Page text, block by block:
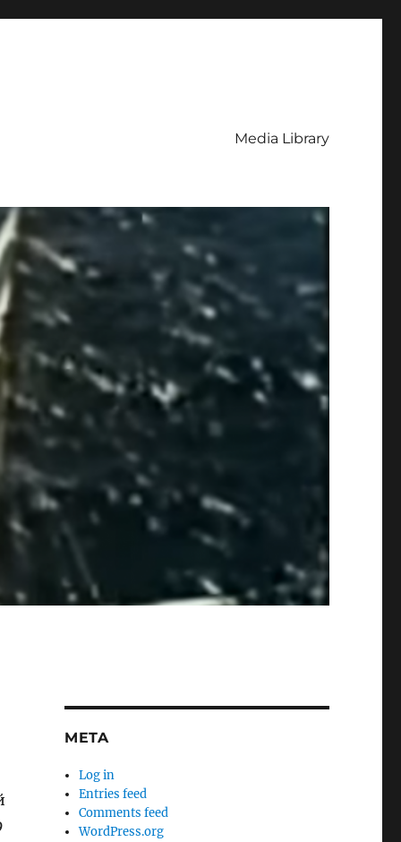
Media Library
META
Log in
Entries feed
Comments feed
WordPress.org